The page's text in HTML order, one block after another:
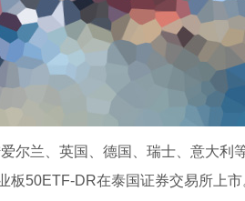
尔兰、英国、德国、瑞士、意大利
50ETF-DR在泰国证券交易所上